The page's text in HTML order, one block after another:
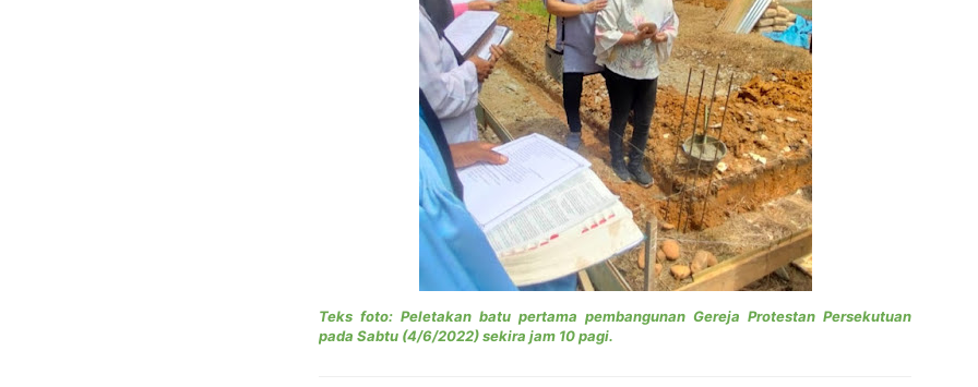
Teks foto: Peletakan batu pertama pembangunan Gereja Protestan Persekutuan
padaSabtu (4/6/2022) sekira jam 10 pagi.